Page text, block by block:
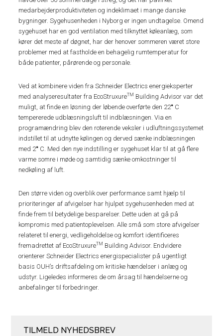
medarbejderproduktiviteten og indeklimaet i mange danske
bygninger. Sygehusenheden i Nyborg er ingen undtagelse. Omend
sygehuset har en god ventilation med tilknyttet køleanlæg, som
kører det meste af døgnet, har der henover sommeren været store
problemer med at fastholde en behagelig rumtemperatur for
både patienter, pårørende og personale.
Ved at kombinere viden fra Schneider Electrics energieksperter
med analyseresultater fra EcoStruxureTM Building Advisor var det
muligt, at finde en løsning der løbende overførte den 22° C
tempererede udblæsningsluft til indblæsningen. Via en
programændring blev den roterende veksler i udluftningssystemet
indstillet til at udnytte kølingen og derved sænke indblæsningen
med 2° C. Med den nye indstilling er sygehuset klar til at gå flere
varme somre i møde og samtidig sænke omkostninger til
nedkøling af luft.
Den større viden og overblik over performance samt hjælp til
prioriteringer af afvigelser har hjulpet sygehusenheden med at
finde frem til betydelige besparelser. Dette uden at gå på
kompromis med patientoplevelsen. Alle små som store afvigelser
relateret til energi, vedligeholdelse og komfort identificeres
fremadrettet af EcoStruxureTM Building Advisor. Endvidere
orienterer Schneider Electrics energispecialister på ugentligt
basis OUH’s driftsafdeling om kritiske hændelser i anlæg og
udstyr. Ligeledes informeres de om årsag til hændelserne og
anbefalinger til forbedringer.
TILMELD NYHEDSBREV